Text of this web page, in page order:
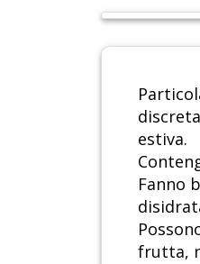
estiva.
Fanno
frutta,